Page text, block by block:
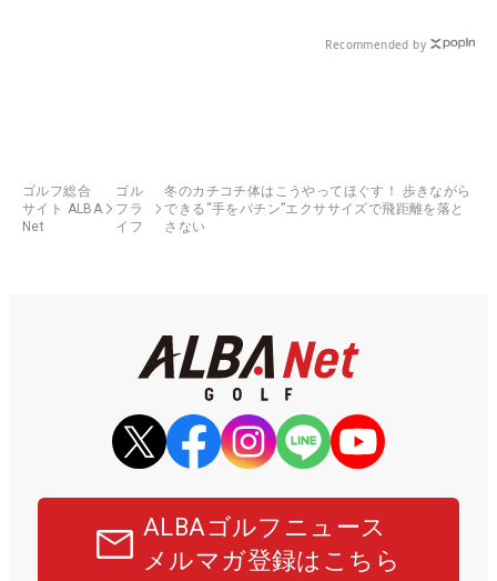
Recommended by
ゴルフ総合
サイト ALBA
Net
ゴル
フラ
イフ
冬のカチコチ体はこうやってほぐす！ 歩きながら
できる“手をパチン”エクササイズで飛距離を落と
さない
ALBAゴルフニュース
メルマガ登録はこちら